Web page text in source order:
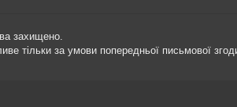
захищено.
тільки за умови попередньої письмової